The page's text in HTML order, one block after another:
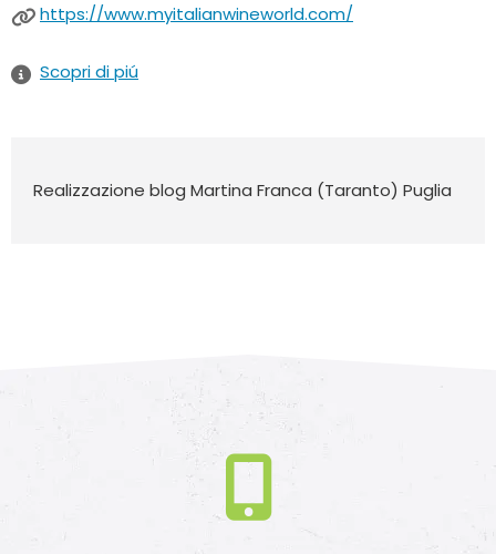
https://www.myitalianwineworld.com/
Scopri di piú
Realizzazione blog Martina Franca (Taranto) Puglia